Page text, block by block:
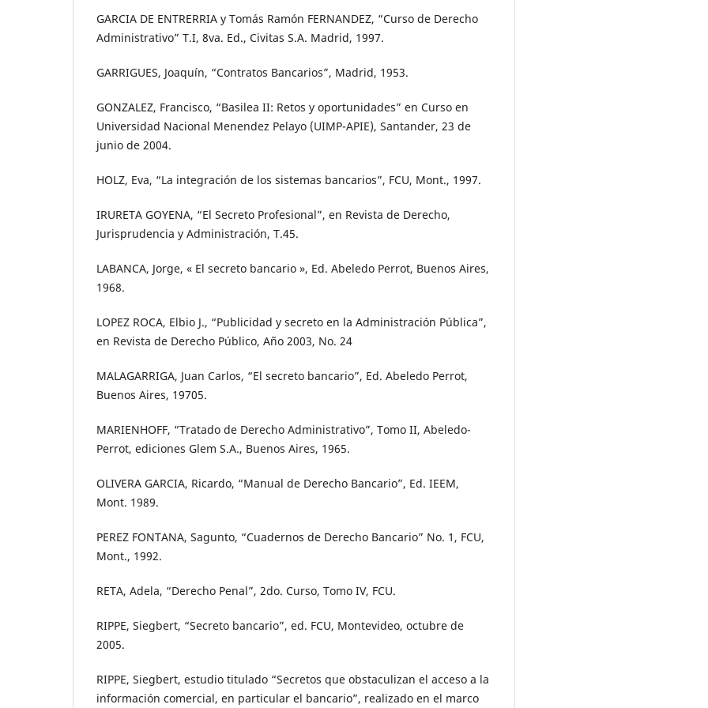
GARCIA DE ENTRERRIA y Tomás Ramón FERNANDEZ, “Curso de Derecho
Administrativo” T.I, 8va. Ed., Civitas S.A. Madrid, 1997.
GARRIGUES, Joaquín, “Contratos Bancarios”, Madrid, 1953.
GONZALEZ, Francisco, “Basilea II: Retos y oportunidades” en Curso en
Universidad Nacional Menendez Pelayo (UIMP-APIE), Santander, 23 de
junio de 2004.
HOLZ, Eva, “La integración de los sistemas bancarios”, FCU, Mont., 1997.
IRURETA GOYENA, “El Secreto Profesional”, en Revista de Derecho,
Jurisprudencia y Administración, T.45.
LABANCA, Jorge, « El secreto bancario », Ed. Abeledo Perrot, Buenos Aires,
1968.
LOPEZ ROCA, Elbio J., “Publicidad y secreto en la Administración Pública”,
en Revista de Derecho Público, Año 2003, No. 24
MALAGARRIGA, Juan Carlos, “El secreto bancario”, Ed. Abeledo Perrot,
Buenos Aires, 19705.
MARIENHOFF, “Tratado de Derecho Administrativo”, Tomo II, Abeledo-
Perrot, ediciones Glem S.A., Buenos Aires, 1965.
OLIVERA GARCIA, Ricardo, “Manual de Derecho Bancario”, Ed. IEEM,
Mont. 1989.
PEREZ FONTANA, Sagunto, “Cuadernos de Derecho Bancario” No. 1, FCU,
Mont., 1992.
RETA, Adela, “Derecho Penal”, 2do. Curso, Tomo IV, FCU.
RIPPE, Siegbert, “Secreto bancario”, ed. FCU, Montevideo, octubre de
2005.
RIPPE, Siegbert, estudio titulado “Secretos que obstaculizan el acceso a la
información comercial, en particular el bancario”, realizado en el marco